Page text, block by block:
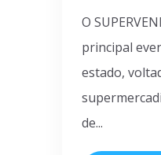
O
principal
estado,
de...